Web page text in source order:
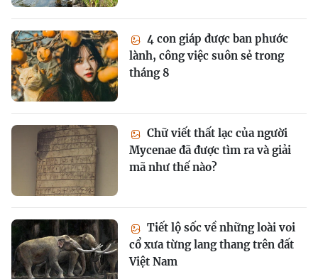
4 con giáp được ban phước
lành, công việc suôn sẻ trong
tháng 8
Chữ viết thất lạc của người
Mycenae đã được tìm ra và giải
mã như thế nào?
Tiết lộ sốc về những loài voi
cổ xưa từng lang thang trên đất
Việt Nam